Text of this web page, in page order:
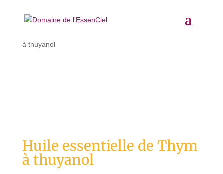
à thuyanol
Huile essentielle de Thym
à thuyanol